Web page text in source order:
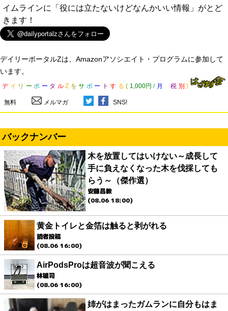
イムラインに「役には立たないけどなんかいい情報」がとど
きます！
デイリーポータルZは、Amazonアソシエイト・プログラムに参加して
います。
デ イ リ ー ポ ー タ ル Z を サ ポ ー ト す る ( 1,000円 / 月 税 別 )
無料 メルマガ SNS!
バックナンバー
木を放置してはいけない～成長して
手に負えなくなった木を伐採しても
らう～（傑作選）
安藤昌教
(08.06 18:00)
黄金トイレと金箔は触ると剥がれる
読者投稿
(08.06 16:00)
AirPodsProは超音波が聞こえる
林雄司
(08.06 16:00)
姉がはまったガムランに自分もはま